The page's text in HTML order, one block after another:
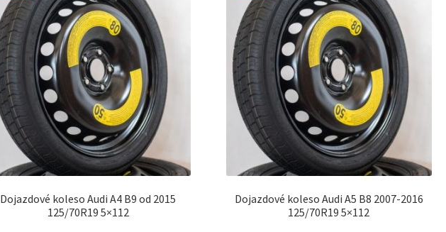
Dojazdové koleso Audi A4 B9 od 2015
125/70R19 5×112
Dojazdové koleso Audi A5 B8 2007-2016
125/70R19 5×112